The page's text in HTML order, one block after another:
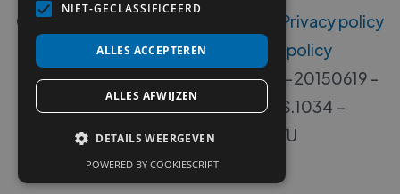
Copyright ©
Privacy policy
Disclaimer-Klokkenluiders policy
Erkenningsnummers B 00533-406-20150619 -
00533-405-20140717 - W.RS.1034 –
W.DISP.1034 - VG. 2112/U
NIET-GECLASSIFICEERD
ALLES ACCEPTEREN
ALLES AFWIJZEN
DETAILS WEERGEVEN
POWERED BY COOKIESCRIPT